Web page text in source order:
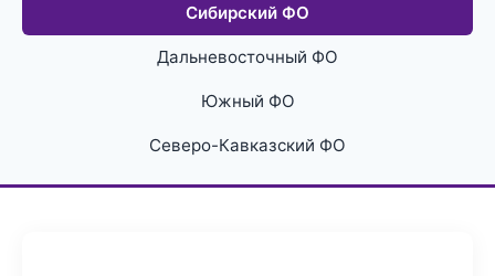
Сибирский ФО
Дальневосточный ФО
Южный ФО
Северо-Кавказский ФО